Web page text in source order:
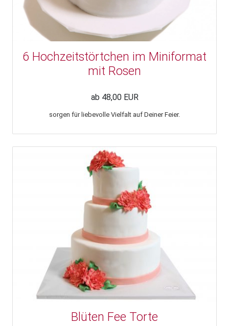
6 Hochzeitstörtchen im Miniformat
mit Rosen
ab 48,00 EUR
sorgen für liebevolle Vielfalt auf Deiner Feier.
Blüten Fee Torte